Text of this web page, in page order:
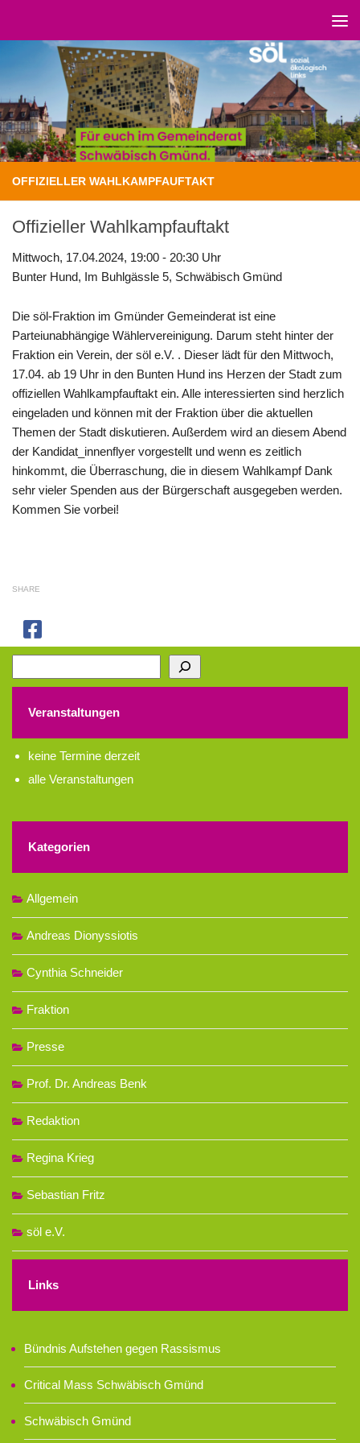
OFFIZIELLER WAHLKAMPFAUFTAKT
Offizieller Wahlkampfauftakt
Mittwoch, 17.04.2024, 19:00 - 20:30 Uhr
Bunter Hund, Im Buhlgässle 5, Schwäbisch Gmünd
Die söl-Fraktion im Gmünder Gemeinderat ist eine
Parteiunabhängige Wählervereinigung. Darum steht hinter der
Fraktion ein Verein, der söl e.V. . Dieser lädt für den Mittwoch,
17.04. ab 19 Uhr in den Bunten Hund ins Herzen der Stadt zum
offiziellen Wahlkampfauftakt ein. Alle interessierten sind herzlich
eingeladen und können mit der Fraktion über die aktuellen
Themen der Stadt diskutieren. Außerdem wird an diesem Abend
der Kandidat_innenflyer vorgestellt und wenn es zeitlich
hinkommt, die Überraschung, die in diesem Wahlkampf Dank
sehr vieler Spenden aus der Bürgerschaft ausgegeben werden.
Kommen Sie vorbei!
SHARE
Veranstaltungen
keine Termine derzeit
alle Veranstaltungen
Kategorien
Allgemein
Andreas Dionyssiotis
Cynthia Schneider
Fraktion
Presse
Prof. Dr. Andreas Benk
Redaktion
Regina Krieg
Sebastian Fritz
söl e.V.
Links
Bündnis Aufstehen gegen Rassismus
Critical Mass Schwäbisch Gmünd
Schwäbisch Gmünd